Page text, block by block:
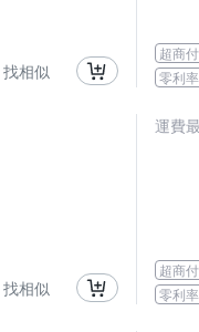
找相似
超商
零利率
找相似
運費
超商
零利率